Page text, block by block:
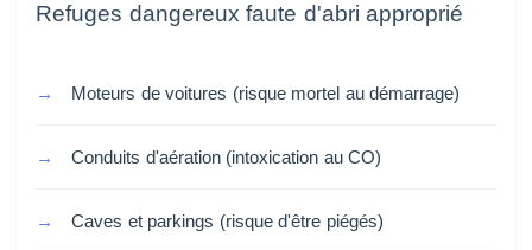
Refuges dangereux faute d'abri approprié
Moteurs de voitures (risque mortel au démarrage)
Conduits d'aération (intoxication au CO)
Caves et parkings (risque d'être piégés)